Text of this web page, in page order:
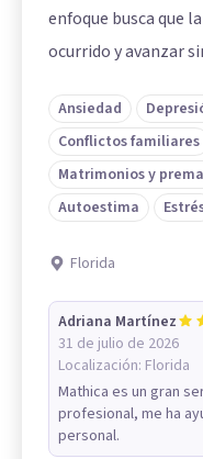
enfoque busca que
ocurrido y avanzar
Ansiedad
Conflictos familiares
Matrimonios y
Autoestima
Florida
Adriana Martínez
31 de julio de 2026
Localización: Florida
Mathica es un gran
profesional, me ha
personal.